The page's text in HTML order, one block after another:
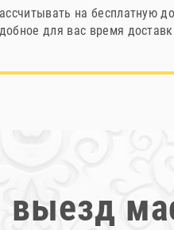
на бесплатную
для вас время
выезд